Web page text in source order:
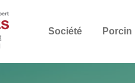
Société Porcin